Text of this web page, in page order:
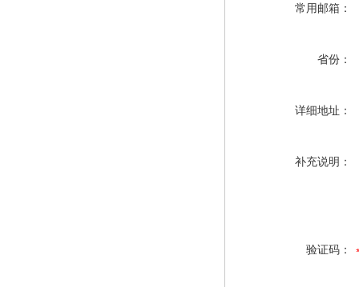
常用邮箱：
省份：
详细地址：
补充说明：
验证码：